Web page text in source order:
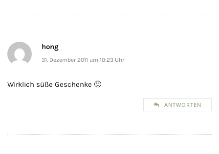
hong
31. Dezember 2011 um 10:23 Uhr
Wirklich süße Geschenke 🙂
ANTWORTEN